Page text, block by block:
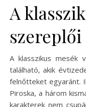
A
szereplői
A klasszikus mesék
található, akik
felnőtteket egyaránt.
Piroska, a három
karakterek nem